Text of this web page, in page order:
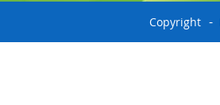
Copyright